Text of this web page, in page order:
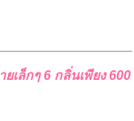
เล็กๆ 6 กลิ่นเพียง 600